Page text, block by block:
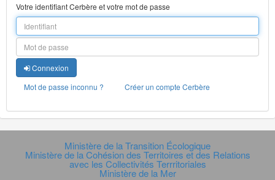
Votre identifiant Cerbère et votre mot de passe
Connexion
Mot de passe inconnu ?
Créer un compte Cerbère
Ministère de la Transition Écologique
Ministère de la Cohésion des Territoires et des Relations
avec les Collectivités Terrritoriales
Ministère de la Mer